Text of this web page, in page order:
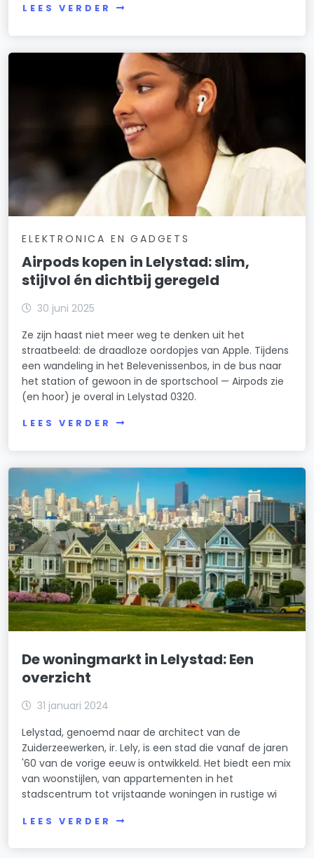
LEES VERDER
ELEKTRONICA EN GADGETS
Airpods kopen in Lelystad: slim,
stijlvol én dichtbij geregeld
30 juni 2025
Ze zijn haast niet meer weg te denken uit het
straatbeeld: de draadloze oordopjes van Apple. Tijdens
een wandeling in het Belevenissenbos, in de bus naar
het station of gewoon in de sportschool — Airpods zie
(en hoor) je overal in Lelystad 0320.
LEES VERDER
De woningmarkt in Lelystad: Een
overzicht
31 januari 2024
Lelystad, genoemd naar de architect van de
Zuiderzeewerken, ir. Lely, is een stad die vanaf de jaren
'60 van de vorige eeuw is ontwikkeld. Het biedt een mix
van woonstijlen, van appartementen in het
stadscentrum tot vrijstaande woningen in rustige wi
LEES VERDER